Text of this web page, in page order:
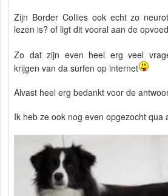
Zijn Border Collies ook echt zo
lezen is? of ligt dit vooral aan de
Zo dat zijn even heel erg veel
krijgen van da surfen op internet
Alvast heel erg bedankt voor de
Ik heb ze ook nog even opgezocht qua